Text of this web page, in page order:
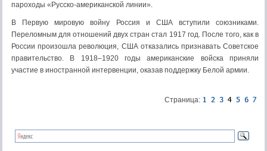
пароходы «Русско-американской линии».
В Первую мировую войну Россия и США вступили союзниками.
Переломным для отношений двух стран стал 1917 год. После того, как в
России произошла революция, США отказались признавать Советское
правительство. В 1918–1920 годы американские войска приняли
участие в иностранной интервенции, оказав поддержку Белой армии.
Страница: